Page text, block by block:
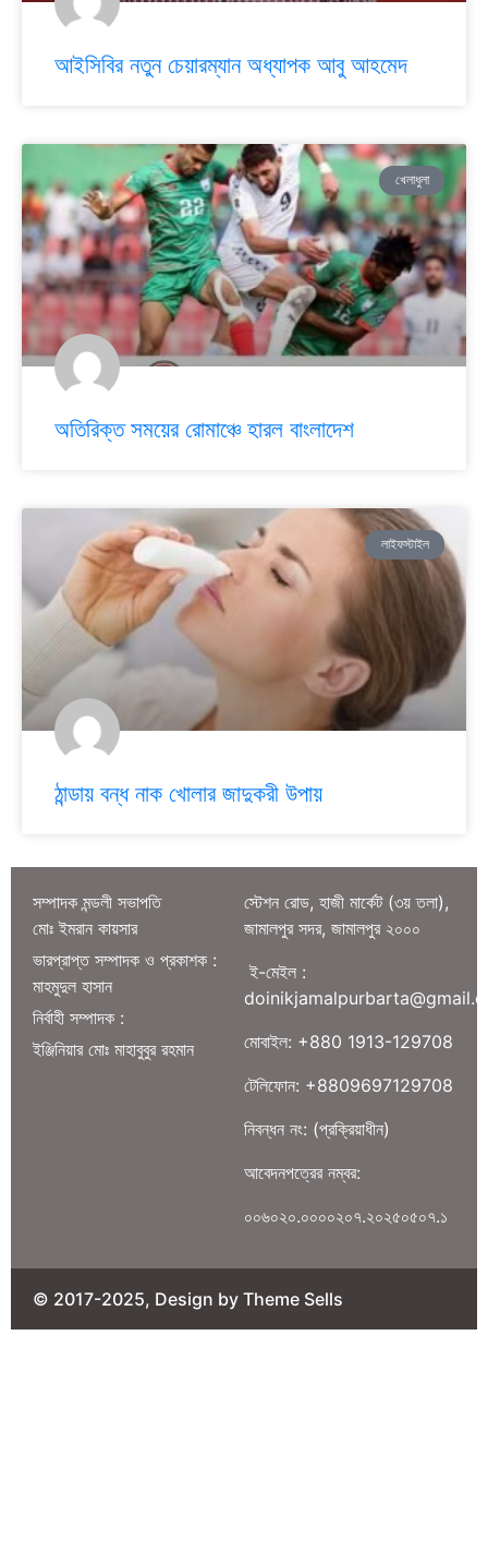
আইসিবির নতুন চেয়ারম্যান অধ্যাপক আবু আহমেদ
খেলাধুলা
অতিরিক্ত সময়ের রোমাঞ্চে হারল বাংলাদেশ
লাইফস্টাইল
ঠান্ডায় বন্ধ নাক খোলার জাদুকরী উপায়
সম্পাদক মন্ডলী সভাপতি
মোঃ ইমরান কায়সার
ভারপ্রাপ্ত সম্পাদক ও প্রকাশক :
মাহমুদুল হাসান
নির্বাহী সম্পাদক :
ইঞ্জিনিয়ার মোঃ মাহাবুবুর রহমান
স্টেশন রোড, হাজী মার্কেট (৩য় তলা),
জামালপুর সদর, জামালপুর ২০০০
ই-মেইল :
মোবাইল: +880 1913-129708
টেলিফোন: +8809697129708
নিবন্ধন নং: (প্রক্রিয়াধীন)
আবেদনপত্রের নম্বর:
০০৬০২০.০০০০২০৭.২০২৫০৫০৭.১
© 2017-2025, Design by Theme Sells